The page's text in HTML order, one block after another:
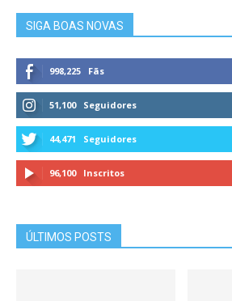
SIGA BOAS NOVAS
998,225 Fãs
51,100 Seguidores
44,471 Seguidores
96,100 Inscritos
ÚLTIMOS POSTS